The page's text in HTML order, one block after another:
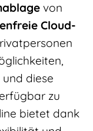
von
Cloud-
diese
zu
bietet dank